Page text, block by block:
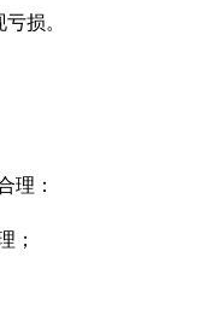
损。
理：
；